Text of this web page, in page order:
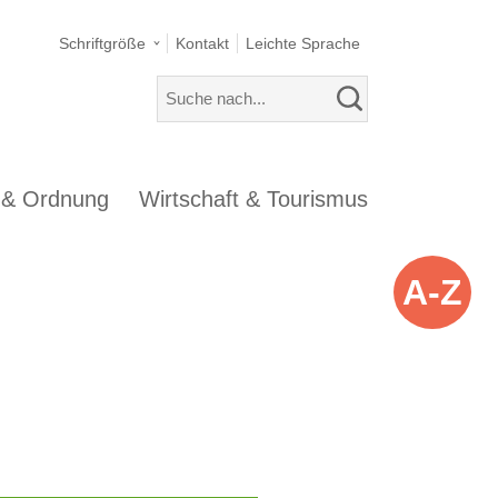
Schriftgröße Kontakt Leichte Sprache
Ordnung Wirtschaft & Tourismus
A-Z